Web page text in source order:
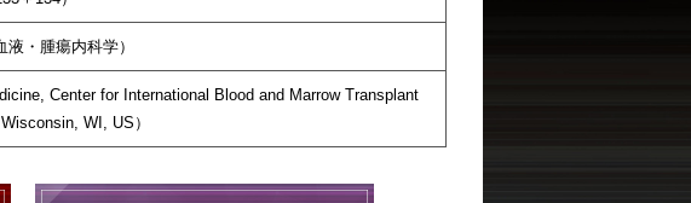
・腫瘍内科学）
Center for International Blood and Marrow Transplant
WI, US）